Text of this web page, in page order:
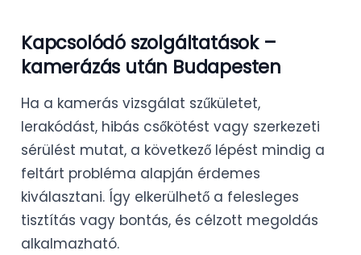
Kapcsolódó szolgáltatások –
kamerázás után Budapesten
Ha a kamerás vizsgálat szűkületet,
lerakódást, hibás csőkötést vagy szerkezeti
sérülést mutat, a következő lépést mindig a
feltárt probléma alapján érdemes
kiválasztani. Így elkerülhető a felesleges
tisztítás vagy bontás, és célzott megoldás
alkalmazható.